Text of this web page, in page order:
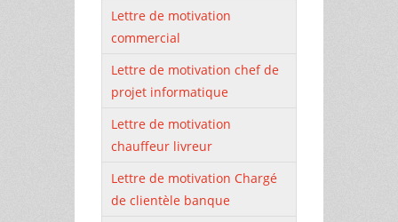
Lettre de motivation
commercial
Lettre de motivation chef de
projet informatique
Lettre de motivation
chauffeur livreur
Lettre de motivation Chargé
de clientèle banque